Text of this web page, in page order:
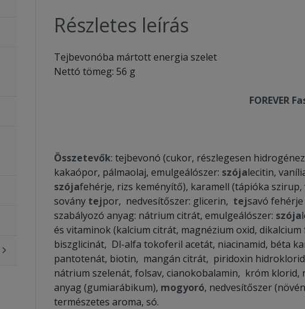
Részletes leírás
Tejbevonóba mártott energia szelet
Nettó tömeg: 56 g
FOREVER
Összetevők: tejbevonó (cukor, részlegesen
kakaópor, pálmaolaj, emulgeálószer: szójalecitin,
szójafehérje, rizs keményítő), karamell (tápióka
sovány tejpor, nedvesítőszer: glicerin, tejsavó
szabályozó anyag: nátrium citrát, emulgeálószer: szója
és vitaminok (kalcium citrát, magnézium oxid,
biszglicinát, Dl-alfa tokoferil acetát, niacinamid, béta
pantotenát, biotin, mangán citrát, piridoxin
nátrium szelenát, folsav, cianokobalamin, króm klorid,
anyag (gumiarábikum), mogyoró, nedvesítőszer
természetes aroma, só.